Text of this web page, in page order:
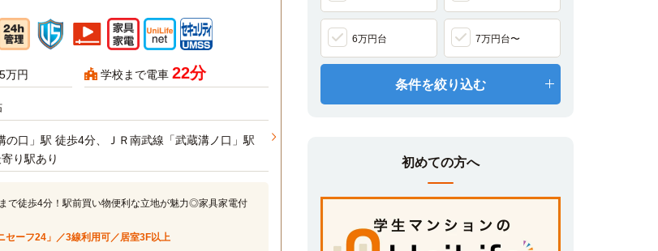
万円 学校まで電車 22分
の口」駅 徒歩4分、ＪＲ南武線「武蔵溝ノ口」駅
り駅あり
で徒歩4分！駅前買い物便利な立地が魅力◎家具家電付
セーフ24」／3線利用可／居室3F以上
6万円台 7万円台〜
条件を絞り込む
初めての方へ